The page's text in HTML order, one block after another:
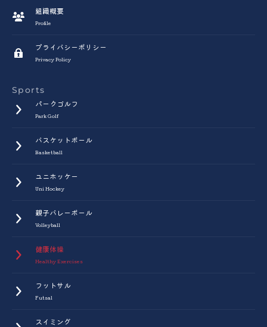
組織概要
Profile
プライバシーポリシー
Privacy Policy
Sports
パークゴルフ
Park Golf
バスケットボール
Basketball
ユニホッケー
Uni Hockey
親子バレーボール
Volleyball
健康体操
Healthy Exercises
フットサル
Futsal
スイミング